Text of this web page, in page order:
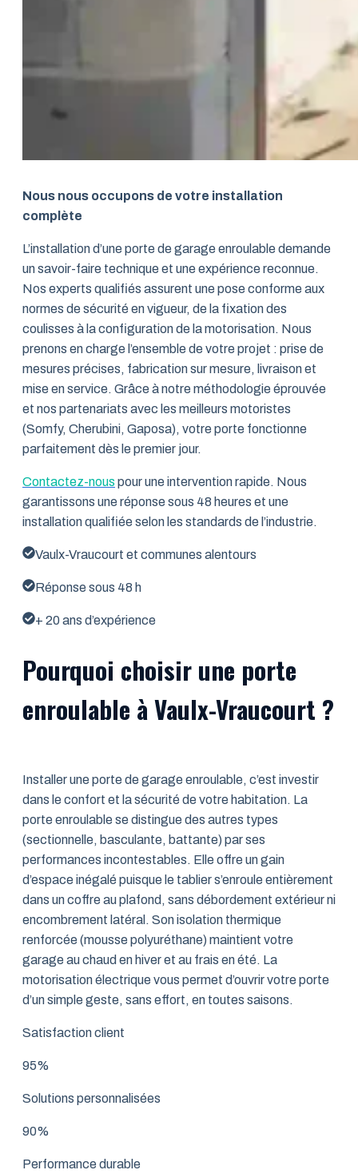
Nous nous occupons de votre installation
complète
L’installation d’une porte de garage enroulable demande
un savoir-faire technique et une expérience reconnue.
Nos experts qualifiés assurent une pose conforme aux
normes de sécurité en vigueur, de la fixation des
coulisses à la configuration de la motorisation. Nous
prenons en charge l’ensemble de votre projet : prise de
mesures précises, fabrication sur mesure, livraison et
mise en service. Grâce à notre méthodologie éprouvée
et nos partenariats avec les meilleurs motoristes
(Somfy, Cherubini, Gaposa), votre porte fonctionne
parfaitement dès le premier jour.
Contactez-nous pour une intervention rapide. Nous
garantissons une réponse sous 48 heures et une
installation qualifiée selon les standards de l’industrie.
Vaulx-Vraucourt et communes alentours
Réponse sous 48 h
+ 20 ans d’expérience
Pourquoi choisir une porte
enroulable à Vaulx-Vraucourt ?
Installer une porte de garage enroulable, c’est investir
dans le confort et la sécurité de votre habitation. La
porte enroulable se distingue des autres types
(sectionnelle, basculante, battante) par ses
performances incontestables. Elle offre un gain
d’espace inégalé puisque le tablier s’enroule entièrement
dans un coffre au plafond, sans débordement extérieur ni
encombrement latéral. Son isolation thermique
renforcée (mousse polyuréthane) maintient votre
garage au chaud en hiver et au frais en été. La
motorisation électrique vous permet d’ouvrir votre porte
d’un simple geste, sans effort, en toutes saisons.
Satisfaction client
95%
Solutions personnalisées
90%
Performance durable